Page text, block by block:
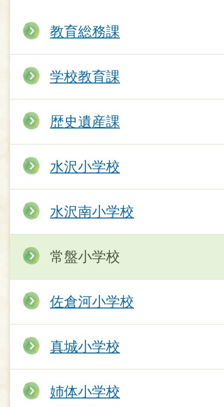
教育総務課
学校教育課
歴史遺産課
水沢小学校
水沢南小学校
常盤小学校
佐倉河小学校
真城小学校
姉体小学校